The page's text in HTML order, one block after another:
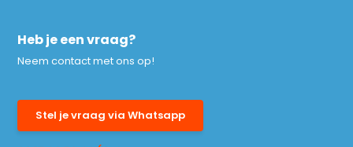
Heb je een vraag?
Neem contact met ons op!
Stel je vraag via Whatsapp